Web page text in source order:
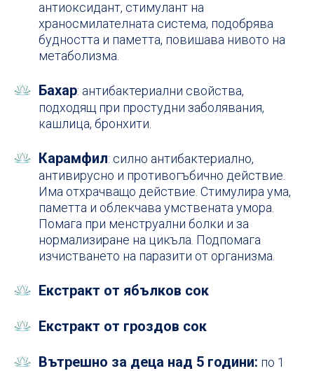
антиоксидант, стимулант на
храносмилателната система, подобрява
будността и паметта, повишава нивото на
метаболизма.
Бахар: антибактериални свойства,
подходящ при простудни заболявания,
кашлица, бронхити.
Карамфил: силно антибактериално,
антивирусно и противогъбично действие.
Има отхрачващо действие. Стимулира ума,
паметта и облекчава умствената умора.
Помага при менструални болки и за
нормализиране на цикъла. Подпомага
изчистването на паразити от организма.
Екстракт от ябълков сок
Екстракт от гроздов сок
Вътрешно за деца над 5 години: по 1